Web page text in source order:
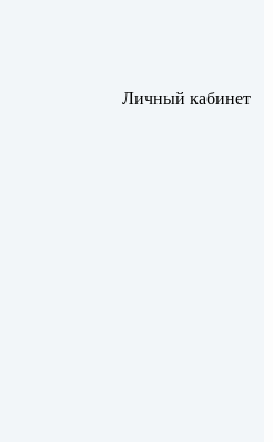
Личный кабинет